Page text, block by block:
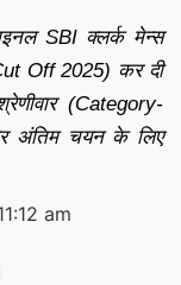
SBI क्लर्क मेन्स
Off 2025) कर दी
(Category-
अंतिम चयन के लिए
am